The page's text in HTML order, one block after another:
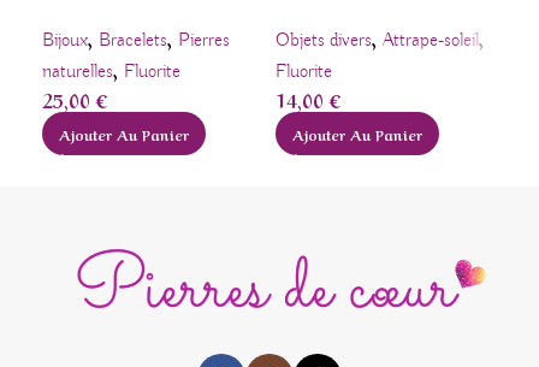
Bijoux, Bracelets, Pierres
naturelles, Fluorite
25,00€
Ajouter Au Panier
Objets divers, Attrape-soleil,
Fluorite
14,00€
Ajouter Au Panier